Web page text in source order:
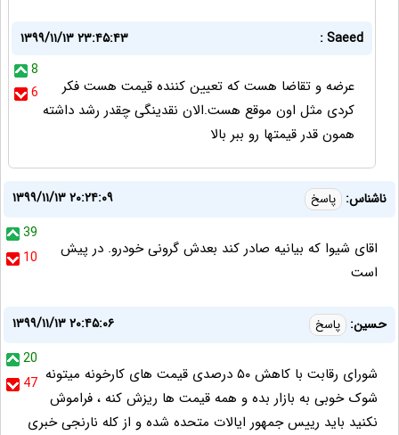
Saeed :
۱۳۹۹/۱۱/۱۳ ۲۳:۴۵:۴۳
8
6
عرضه و تقاضا هست که تعیین کننده قیمت هست فکر
کردی مثل اون موقع هست.الان نقدینگی چقدر رشد داشته
همون قدر قیمتها رو ببر بالا
ناشناس: پاسخ
۱۳۹۹/۱۱/۱۳ ۲۰:۲۴:۰۹
39
10
اقای شیوا که بیانیه صادر کند بعدش گرونی خودرو. در پیش
است
حسین: پاسخ
۱۳۹۹/۱۱/۱۳ ۲۰:۴۵:۰۶
20
47 شورای رقابت با کاهش ۵۰ درصدی قیمت های کارخونه میتونه
شوک خوبی به بازار بده و همه قیمت ها ریزش کنه ، فراموش
نکنید باید رییس جمهور ایالات متحده شده و از کله نارنجی خبری